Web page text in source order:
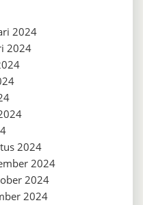
2024
2024
2024
2024
2024
2024